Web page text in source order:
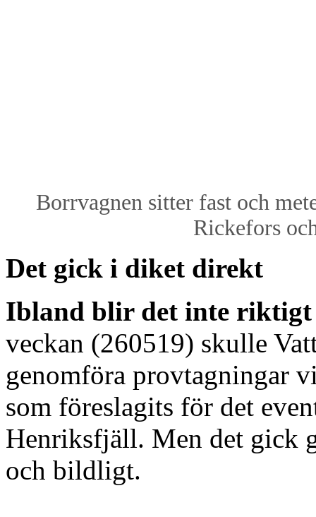
Borrvagnen sitter fast och
Rickefors
Det gick i diket direkt
Ibland blir det inte riktigt
veckan (260519) skulle
genomföra provtagningar
som föreslagits för det
Henriksfjäll. Men det gick
och bildligt.